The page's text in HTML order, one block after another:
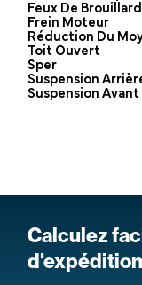
Feux De Brouillard
Frein Moteur
Réduction Du
Toit Ouvert
Sper
Suspension
Suspension Avant
Calculez